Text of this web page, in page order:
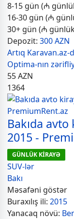
8-15 gün (₼
16-30 gün (₼
30+ gün (₼
Depozit: 300 AZN
Artıq
Optima-nın
55AZN
1364
Bakıda
2015 -
GÜNLÜK KİRAYƏ
SUV-lər
Bakı
Məsafəni göstər
Buraxılış ili: 2015
Yanacaq növü: